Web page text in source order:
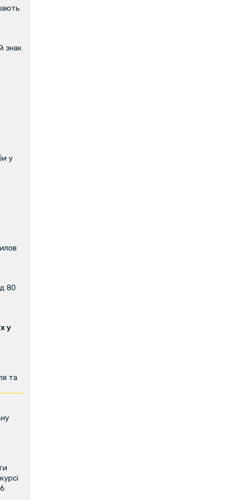
знак
у
80
у
та